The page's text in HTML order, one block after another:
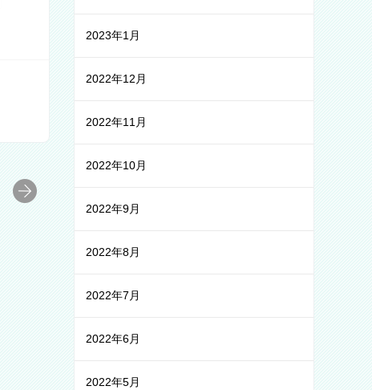
2023年1月
2022年12月
2022年11月
2022年10月
2022年9月
2022年8月
2022年7月
2022年6月
2022年5月